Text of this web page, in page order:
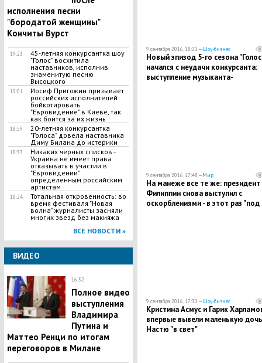
исполнения песни
"бородатой женщины"
Кончиты Вурст
19:23
45-летняя конкурсантка шоу
"Голос" восхитила
наставников, исполнив
знаменитую песню
Высоцкого
19:01
Иосиф Пригожин призывает
российских исполнителей
бойкотировать
"Евровидение" в Киеве, так
как боится за их жизнь
18:59
20-летняя конкурсантка
"Голоса" довела наставника
Диму Билана до истерики
18:33
Никаких черных списков -
Украина не имеет права
отказывать в участии в
"Евровидении"
определенным российским
артистам
18:24
Тотальная откровенность: во
время фестиваля "Новая
волна" журналисты засняли
многих звезд без макияжа
ВСЕ НОВОСТИ »
ВИДЕО
16:52
Полное видео
выступления
Владимира
Путина и
Маттео Ренци по итогам
переговоров в Милане
9 сентября 2016, 18:21 —Шоу-бизнес
Новый эпизод 5-го сезона
начался с неудачи конкурсанта:
выступление музыканта-
9 сентября 2016, 17:48 —Мир
На манеже все те же: президент
Филиппин снова выступил с
оскорблениями - в этот раз "под
9 сентября 2016, 17:30 —Шоу-бизнес
Кристина Асмус и Гарик
впервые вывели маленькую дочь
Настю "в свет"